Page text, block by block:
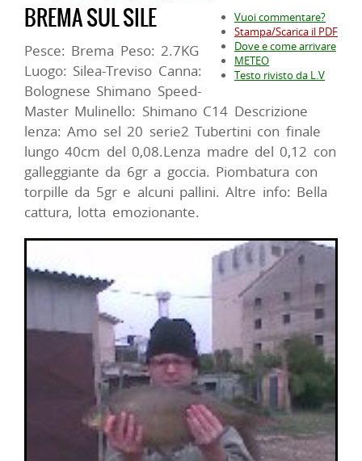
Vuoi commentare?
Stampa/Scarica il PDF
Dove e come arrivare
METEO
Testo rivisto da L.V
BREMA SUL SILE
Pesce: Brema Peso: 2.7KG
Luogo: Silea-Treviso Canna:
Bolognese Shimano Speed-
Master Mulinello: Shimano C14 Descrizione
lenza: Amo sel 20 serie2 Tubertini con finale
lungo 40cm del 0,08.Lenza madre del 0,12 con
galleggiante da 6gr a goccia. Piombatura con
torpille da 5gr e alcuni pallini. Altre info: Bella
cattura, lotta emozionante.